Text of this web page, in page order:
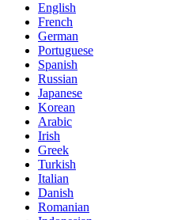
English
French
German
Portuguese
Spanish
Russian
Japanese
Korean
Arabic
Irish
Greek
Turkish
Italian
Danish
Romanian